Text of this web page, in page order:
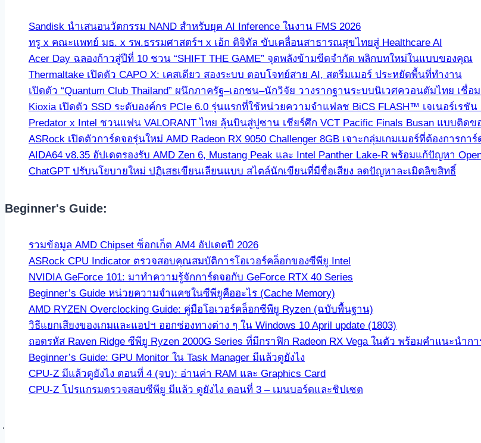
Sandisk นำเสนอนวัตกรรม NAND สำหรับยุค AI Inference ในงาน FMS 2026
ทรู x คณะแพทย์ มธ. x รพ.ธรรมศาสตร์ฯ x เอ้ก ดิจิทัล ขับเคลื่อนสาธารณสุขไทยสู่ Healthcare AI
Acer Day ฉลองก้าวสู่ปีที่ 10 ชวน “SHIFT THE GAME” จุดพลังข้ามขีดจำกัด พลิกบทใหม่ในแบบของคุณ
Thermaltake เปิดตัว CAPO X: เคสเดียว สองระบบ ตอบโจทย์สาย AI, สตรีมเมอร์ ประหยัดพื้นที่ทำงาน
เปิดตัว “Quantum Club Thailand” ผนึกภาครัฐ–เอกชน–นักวิจัย วางรากฐานระบบนิเวศควอนตัมไทย เชื่
Kioxia เปิดตัว SSD ระดับองค์กร PCIe 6.0 รุ่นแรกที่ใช้หน่วยความจำแฟลช BiCS FLASH™ เจเนอร์เรชัน
Predator x Intel ชวนแฟน VALORANT ไทย ลุ้นบินสู่ปูซาน เชียร์ศึก VCT Pacific Finals Busan แบบติด
ASRock เปิดตัวการ์ดจอรุ่นใหม่ AMD Radeon RX 9050 Challenger 8GB เจาะกลุ่มเกมเมอร์ที่ต้องการกา
AIDA64 v8.35 อัปเดตรองรับ AMD Zen 6, Mustang Peak และ Intel Panther Lake-R พร้อมแก้ปัญหา
ChatGPT ปรับนโยบายใหม่ ปฏิเสธเขียนเลียนแบบ สไตล์นักเขียนที่มีชื่อเสียง ลดปัญหาละเมิดลิขสิทธิ์
Beginner's Guide:
รวมข้อมูล AMD Chipset ซ็อกเก็ต AM4 อัปเดตปี 2026
ASRock CPU Indicator ตรวจสอบคุณสมบัติการโอเวอร์คล็อกของซีพียู Intel
NVIDIA GeForce 101: มาทำความรู้จักการ์ดจอกับ GeForce RTX 40 Series
Beginner’s Guide หน่วยความจำแคชในซีพียูคืออะไร (Cache Memory)
AMD RYZEN Overclocking Guide: คู่มือโอเวอร์คล็อกซีพียู Ryzen (ฉบับพื้นฐาน)
วิธีแยกเสียงของเกมและแอปฯ ออกช่องทางต่าง ๆ ใน Windows 10 April update (1803)
ถอดรหัส Raven Ridge ซีพียู Ryzen 2000G Series ที่มีกราฟิก Radeon RX Vega ในตัว พร้อมคำแนะนำกา
Beginner’s Guide: GPU Monitor ใน Task Manager มีแล้วดูยังไง
CPU-Z มีแล้วดูยังไง ตอนที่ 4 (จบ): อ่านค่า RAM และ Graphics Card
CPU-Z โปรแกรมตรวจสอบซีพียู มีแล้ว ดูยังไง ตอนที่ 3 – เมนบอร์ดและชิปเซต